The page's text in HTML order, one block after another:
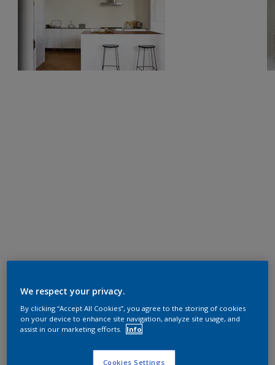
We respect your privacy.
By clicking “Accept All Cookies”, you agree to the storing of cookies
on your device to enhance site navigation, analyze site usage, and
assist in our marketing efforts.
Info
Cookies Settings